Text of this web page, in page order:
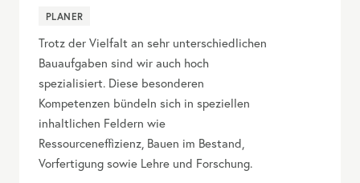
PLANER
Trotz der Vielfalt an sehr unterschiedlichen
Bauaufgaben sind wir auch hoch
spezialisiert. Diese besonderen
Kompetenzen bündeln sich in speziellen
inhaltlichen Feldern wie
Ressourceneffizienz, Bauen im Bestand,
Vorfertigung sowie Lehre und Forschung.